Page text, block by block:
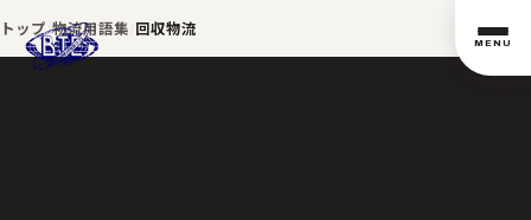
MENU
トップ 物流用語集 回収物流